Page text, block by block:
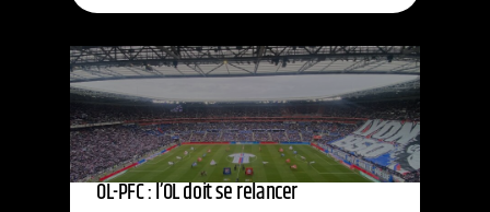
OL-PFC : l’OL doit se relancer